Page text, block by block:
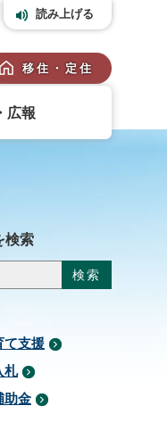
読み上げる
移住・定住
広報
検索
て支援
札
助金